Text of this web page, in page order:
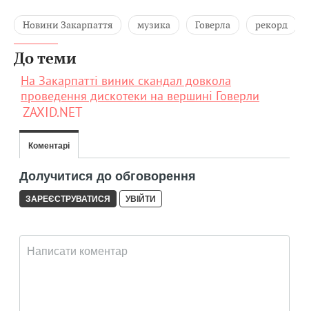
Новини Закарпаття музика Говерла рекорд
До теми
На Закарпатті виник скандал довкола
проведення дискотеки на вершині Говерли
ZAXID.NET